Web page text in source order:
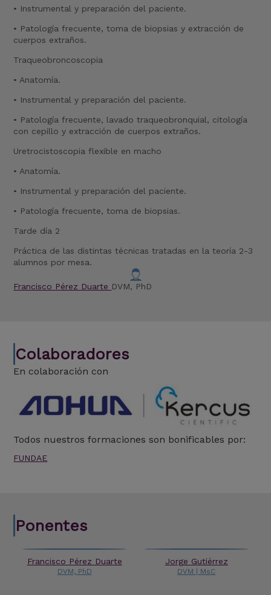
• Instrumental y preparación del paciente.
• Patología frecuente, toma de biopsias y extracción de
cuerpos extraños.
Traqueobroncoscopia
• Anatomía.
• Instrumental y preparación del paciente.
• Patología frecuente, lavado traqueobronquial, citología
con cepillo y extracción de cuerpos extraños.
Uretrocistoscopia flexible en macho
• Anatomía.
• Instrumental y preparación del paciente.
• Patología frecuente, toma de biopsias.
Tarde día 2
Práctica de las distintas técnicas tratadas en la teoría 2-3
alumnos por mesa.
Francisco Pérez Duarte DVM, PhD
Colaboradores
En colaboración con
Todos nuestros formaciones son bonificables por:
FUNDAE
Ponentes
Francisco Pérez Duarte
DVM, PhD
Jorge Gutiérrez
DVM | MsC